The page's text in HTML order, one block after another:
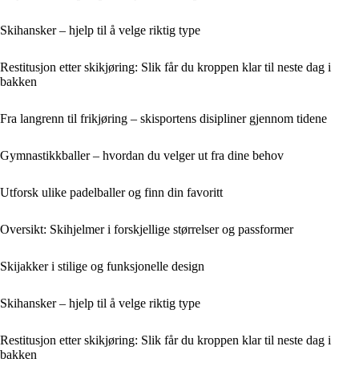
Skihansker – hjelp til å velge riktig type
Restitusjon etter skikjøring: Slik får du kroppen klar til neste dag i
bakken
Fra langrenn til frikjøring – skisportens disipliner gjennom tidene
Gymnastikkballer – hvordan du velger ut fra dine behov
Utforsk ulike padelballer og finn din favoritt
Oversikt: Skihjelmer i forskjellige størrelser og passformer
Skijakker i stilige og funksjonelle design
Skihansker – hjelp til å velge riktig type
Restitusjon etter skikjøring: Slik får du kroppen klar til neste dag i
bakken